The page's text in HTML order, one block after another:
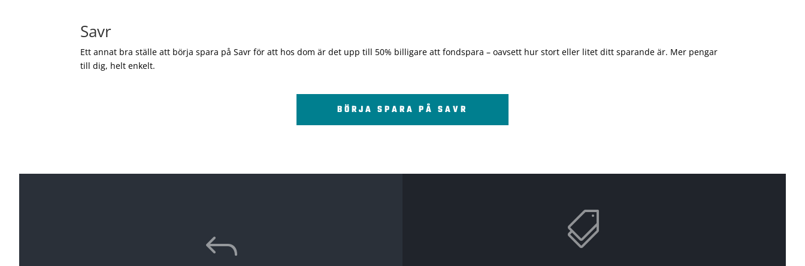
Savr
Ett annat bra ställe att börja spara på Savr för att hos dom är det upp till 50% billigare att fondspara – oavsett hur stort eller litet ditt sparande är. Mer pengar
till dig, helt enkelt.
BÖRJA SPARA PÅ SAVR
J 